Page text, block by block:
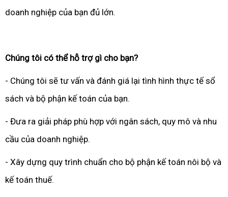
doanh nghiệp của bạn đủ lớn.
Chúng tôi có thể hỗ trợ gì cho bạn?
- Chúng tôi sẽ tư vấn và đánh giá lại tình hình thực tế sổ
sách và bộ phận kế toán của bạn.
- Đưa ra giải pháp phù hợp với ngân sách, quy mô và nhu
cầu của doanh nghiệp.
- Xây dựng quy trình chuẩn cho bộ phận kế toán nôi bộ và
kế toán thuế.